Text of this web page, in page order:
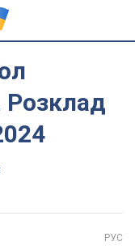
Розклад
РУС